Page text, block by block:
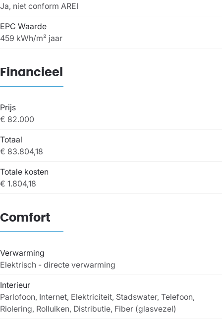
Ja, niet conform AREI
EPC Waarde
459 kWh/m² jaar
Financieel
Prijs
€ 82.000
Totaal
€ 83.804,18
Totale kosten
€ 1.804,18
Comfort
Verwarming
Elektrisch - directe verwarming
Interieur
Parlofoon, Internet, Elektriciteit, Stadswater, Telefoon,
Riolering, Rolluiken, Distributie, Fiber (glasvezel)